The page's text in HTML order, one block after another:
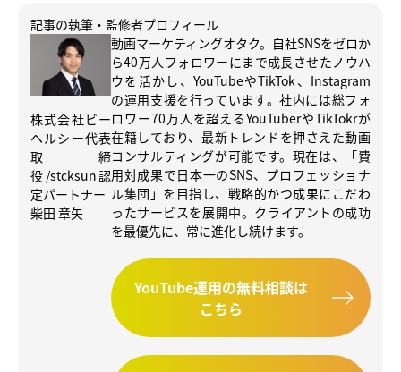
記事の執筆・監修者プロフィール
株式会社ビー
ヘルシー代表
取締
役/stcksun認
定パートナー
柴田 章矢
動画マーケティングオタク。自社SNSをゼロか
ら40万人フォロワーにまで成長させたノウハ
ウを活かし、YouTubeやTikTok、Instagram
の運用支援を行っています。社内には総フォ
ロワー70万人を超えるYouTuberやTikTokrが
在籍しており、最新トレンドを押さえた動画
コンサルティングが可能です。現在は、「費
用対成果で日本一のSNS、プロフェッショナ
ル集団」を目指し、戦略的かつ成果にこだわ
ったサービスを展開中。クライアントの成功
を最優先に、常に進化し続けます。
YouTube運用の無料相談は
こちら